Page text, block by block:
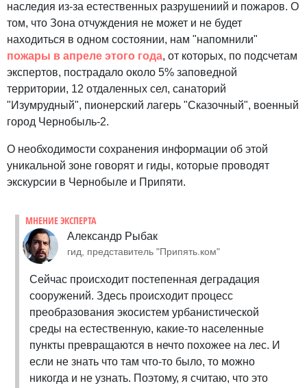
наследия из-за естественных разрушениий и пожаров. О
том, что Зона отчуждения не может и не будет
находиться в одном состоянии, нам "напомнили"
пожары в апреле этого года, от которых, по подсчетам
экспертов, пострадало около 5% заповедной
территории, 12 отдаленных сел, санаторий
"Изумрудный", пионерский лагерь "Сказочный", военный
город Чернобыль-2.
О необходимости сохранения информации об этой
уникальной зоне говорят и гиды, которые проводят
экскурсии в Чернобыле и Припяти.
Александр Рыбак
гид, представитель "Припять.ком"
МНЕНИЕ ЭКСПЕРТА
Сейчас происходит постепенная деградация
сооружений. Здесь происходит процесс
преобразования экосистем урбанистической
среды на естественную, какие-то населенные
пункты превращаются в нечто похожее на лес. И
если не знать что там что-то было, то можно
никогда и не узнать. Поэтому, я считаю, что это